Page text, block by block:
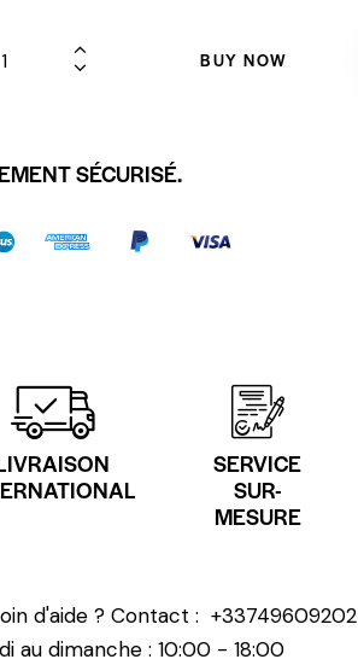
BUY NOW
SÉCURISÉ.
SERVICE
SUR-
MESURE
d'aide ? Contact : +33749609202
au dimanche : 10:00 - 18:00